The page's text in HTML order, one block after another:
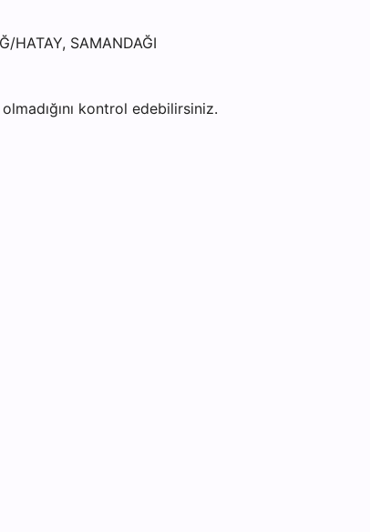
HATAY, SAMANDAĞI
kontrol edebilirsiniz.